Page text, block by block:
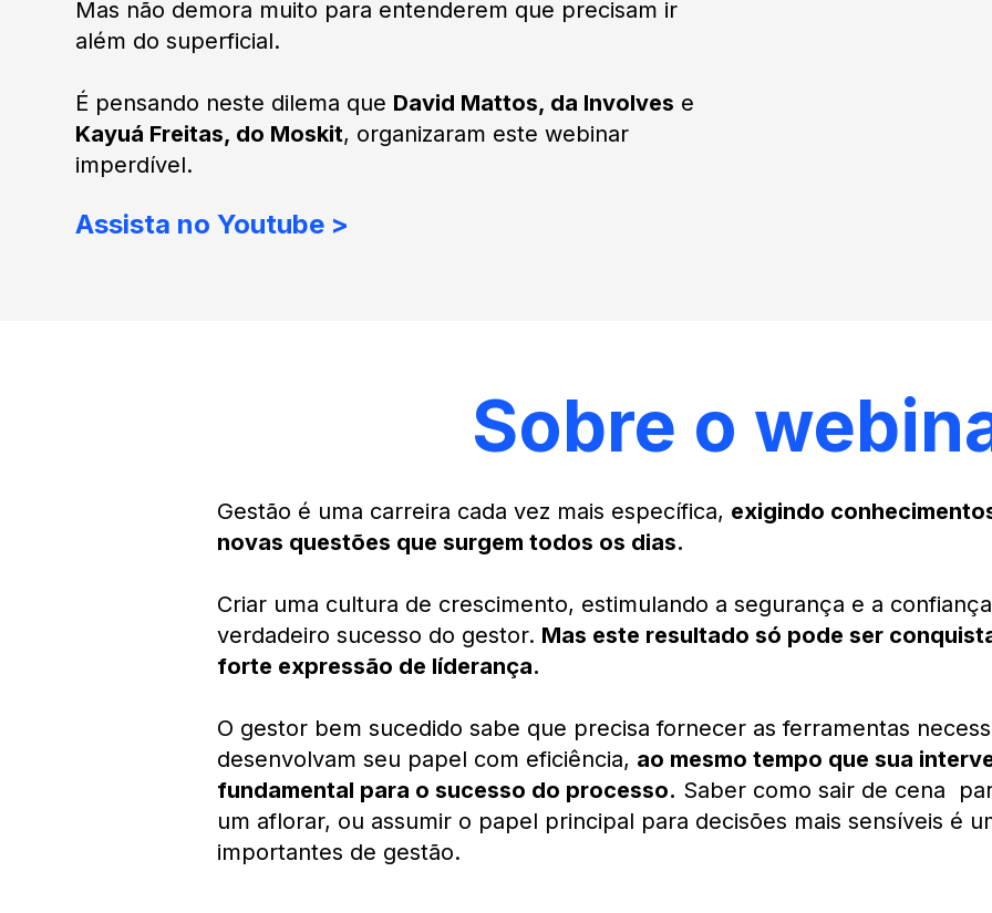
Mas não demora muito para entenderem que precisam ir
além do superficial.
É pensando neste dilema que David Mattos, da Involves e
Kayuá Freitas, do Moskit, organizaram este webinar
imperdível.
Assista no Youtube >
Sobre o
Gestão é uma carreira cada vez mais específica, exigindo
novas questões que surgem todos os dias.
Criar uma cultura de crescimento, estimulando a segurança e a
verdadeiro sucesso do gestor. Mas este resultado só pode ser
forte expressão de líderança.
O gestor bem sucedido sabe que precisa fornecer as ferramentas
desenvolvam seu papel com eficiência, ao mesmo tempo que sua
fundamental para o sucesso do processo. Saber como sair de cena
um aflorar, ou assumir o papel principal para decisões mais sensíveis é
importantes de gestão.